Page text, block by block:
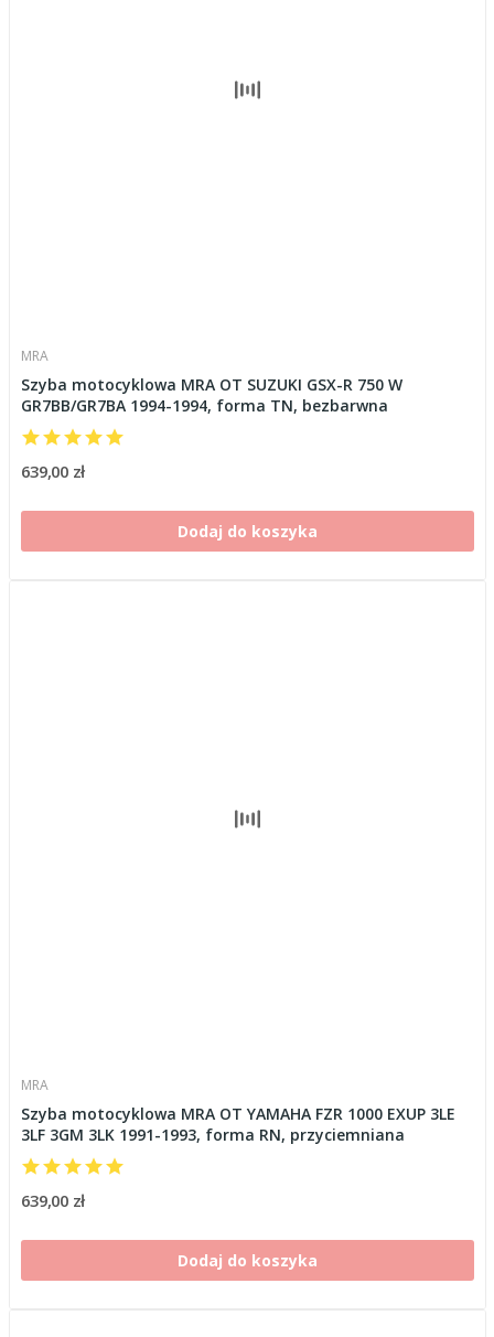
MRA
Szyba motocyklowa MRA OT SUZUKI GSX-R 750 W
GR7BB/GR7BA 1994-1994, forma TN, bezbarwna
639,00 zł
Dodaj do koszyka
MRA
Szyba motocyklowa MRA OT YAMAHA FZR 1000 EXUP 3LE
3LF 3GM 3LK 1991-1993, forma RN, przyciemniana
639,00 zł
Dodaj do koszyka